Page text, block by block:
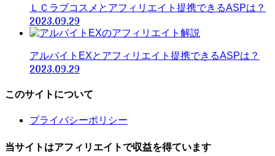
ＬＣラブコスメとアフィリエイト提携できるASPは？
2023.09.29
アルバイトEXとアフィリエイト提携できるASPは？
2023.09.29
このサイトについて
プライバシーポリシー
当サイトはアフィリエイトで収益を得ています